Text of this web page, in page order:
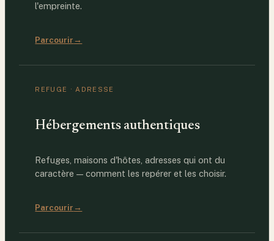
l'empreinte.
Parcourir →
REFUGE · ADRESSE
Hébergements authentiques
Refuges, maisons d'hôtes, adresses qui ont du
caractère — comment les repérer et les choisir.
Parcourir →